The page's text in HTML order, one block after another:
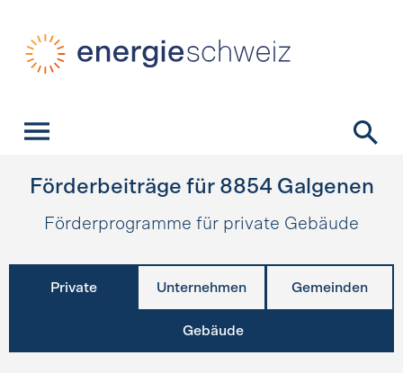
Förderbeiträge für 8854 Galgenen
Förderprogramme für private Gebäude
Private Unternehmen Gemeinden
Gebäude